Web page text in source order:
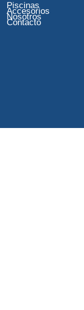
Piscinas
Accesorios
Nosotros
Contacto